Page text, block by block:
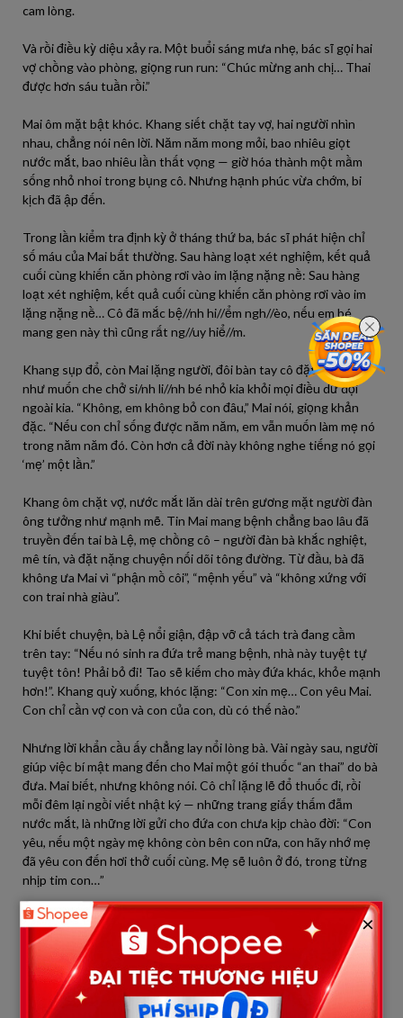
cam lòng.
Và rồi điều kỳ diệu xảy ra. Một buổi sáng mưa nhẹ, bác sĩ gọi hai
vợ chồng vào phòng, giọng run run: “Chúc mừng anh chị… Thai
được hơn sáu tuần rồi.”
Mai ôm mặt bật khóc. Khang siết chặt tay vợ, hai người nhìn
nhau, chẳng nói nên lời. Năm năm mong mỏi, bao nhiêu giọt
nước mắt, bao nhiêu lần thất vọng — giờ hóa thành một mầm
sống nhỏ nhoi trong bụng cô. Nhưng hạnh phúc vừa chớm, bi
kịch đã ập đến.
Trong lần kiểm tra định kỳ ở tháng thứ ba, bác sĩ phát hiện chỉ
số máu của Mai bất thường. Sau hàng loạt xét nghiệm, kết quả
cuối cùng khiến căn phòng rơi vào im lặng nặng nề: Sau hàng
loạt xét nghiệm, kết quả cuối cùng khiến căn phòng rơi vào im
lặng nặng nề… Cô đã mắc bệ//nh hi//ểm ngh//èo, nếu em bé
mang gen này thì cũng rất ng//uy hiể//m.
Khang sụp đổ, còn Mai lặng người, đôi bàn tay cô đặt lên bụng
như muốn che chở si/nh li//nh bé nhỏ kia khỏi mọi điều dữ dội
ngoài kia. “Không, em không bỏ con đâu,” Mai nói, giọng khản
đặc. “Nếu con chỉ sống được năm năm, em vẫn muốn làm mẹ nó
trong năm năm đó. Còn hơn cả đời này không nghe tiếng nó gọi
‘mẹ’ một lần.”
Khang ôm chặt vợ, nước mắt lăn dài trên gương mặt người đàn
ông tưởng như mạnh mẽ. Tin Mai mang bệnh chẳng bao lâu đã
truyền đến tai bà Lệ, mẹ chồng cô – người đàn bà khắc nghiệt,
mê tín, và đặt nặng chuyện nối dõi tông đường. Từ đầu, bà đã
không ưa Mai vì “phận mồ côi”, “mệnh yếu” và “không xứng với
con trai nhà giàu”.
Khi biết chuyện, bà Lệ nổi giận, đập vỡ cả tách trà đang cầm
trên tay: “Nếu nó sinh ra đứa trẻ mang bệnh, nhà này tuyệt tự
tuyệt tôn! Phải bỏ đi! Tao sẽ kiếm cho mày đứa khác, khỏe mạnh
hơn!”. Khang quỳ xuống, khóc lặng: “Con xin mẹ… Con yêu Mai.
Con chỉ cần vợ con và con của con, dù có thế nào.”
Nhưng lời khẩn cầu ấy chẳng lay nổi lòng bà. Vài ngày sau, người
giúp việc bí mật mang đến cho Mai một gói thuốc “an thai” do bà
đưa. Mai biết, nhưng không nói. Cô chỉ lặng lẽ đổ thuốc đi, rồi
mỗi đêm lại ngồi viết nhật ký — những trang giấy thấm đẫm
nước mắt, là những lời gửi cho đứa con chưa kịp chào đời: “Con
yêu, nếu một ngày mẹ không còn bên con nữa, con hãy nhớ mẹ
đã yêu con đến hơi thở cuối cùng. Mẹ sẽ luôn ở đó, trong từng
nhịp tim con…”
Tháng thứ bảy, cơ thể Mai bắt đầu yếu đi nhanh chóng. Một
đêm, cô bất ngờ bị xuất huyết nặng. Khang hoảng loạn bế vợ
lên xe, vừa đi vừa gọi tên cô giữa cơn mưa tầm tã. Đèn phẫu
thuật bật sáng. Cửa phòng cấp cứu đóng lại. Bên ngoài, Khang
quỳ sụp xuống sàn bệnh viện, bà Lệ cũng ngồi chết lặng, hai tay
run rẩy chắp trước ngực.
×